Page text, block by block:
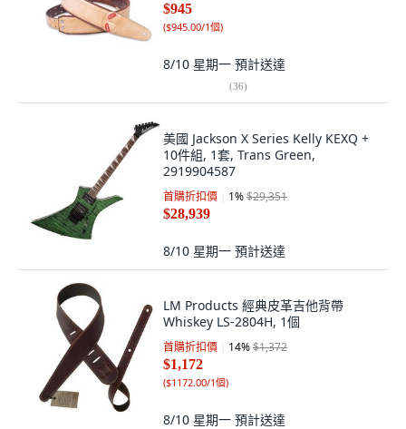
$945
($945.00/1個)
8/10 星期一 預計送達
(36)
美國 Jackson X Series Kelly KEXQ +
10件組, 1套, Trans Green,
2919904587
首購折扣價 1%$29,351
$28,939
8/10 星期一 預計送達
LM Products 經典皮革吉他背帶
Whiskey LS-2804H, 1個
首購折扣價 14%$1,372
$1,172
($1172.00/1個)
8/10 星期一 預計送達